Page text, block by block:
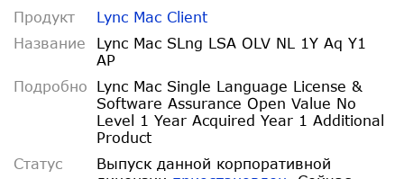
Продукт
Lync Mac Client
Название
Lync Mac SLng LSA OLV NL 1Y Aq Y1
AP
Подробно
Lync Mac Single Language License &
Software Assurance Open Value No
Level 1 Year Acquired Year 1 Additional
Product
Статус
Выпуск данной корпоративной